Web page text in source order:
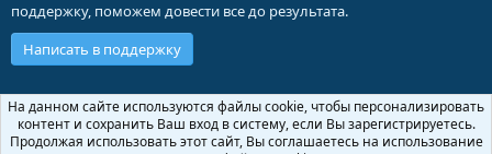
поддержку, поможем довести все до результата.
Написать в поддержку
Russian (RU)
Обратная связь
Условия и правила
На данном сайте используются файлы cookie, чтобы персонализировать
контент и сохранить Ваш вход в систему, если Вы зарегистрируетесь.
Продолжая использовать этот сайт, Вы соглашаетесь на использование